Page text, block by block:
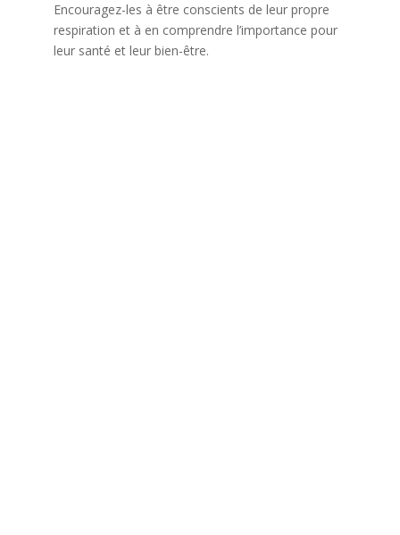
Encouragez-les à être conscients de leur propre
respiration et à en comprendre l’importance pour
leur santé et leur bien-être.